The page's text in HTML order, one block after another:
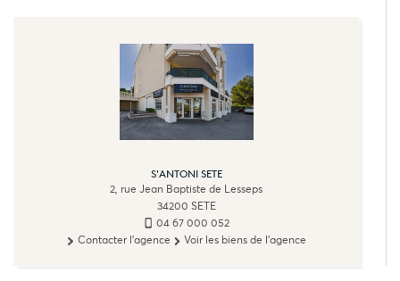
S'ANTONI SETE
2, rue Jean Baptiste de Lesseps
34200 SETE
04 67 000 052
Contacter l'agence
Voir les biens de l'agence